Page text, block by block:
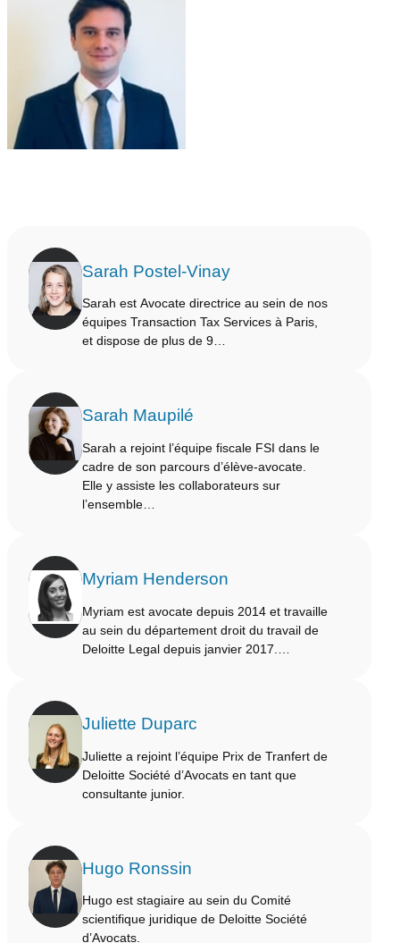
Sarah Postel-Vinay
Sarah est Avocate directrice au sein de nos
équipes Transaction Tax Services à Paris,
et dispose de plus de 9…
Sarah Maupilé
Sarah a rejoint l’équipe fiscale FSI dans le
cadre de son parcours d’élève-avocate.
Elle y assiste les collaborateurs sur
l’ensemble…
Myriam Henderson
Myriam est avocate depuis 2014 et travaille
au sein du département droit du travail de
Deloitte Legal depuis janvier 2017.…
Juliette Duparc
Juliette a rejoint l’équipe Prix de Tranfert de
Deloitte Société d’Avocats en tant que
consultante junior.
Hugo Ronssin
Hugo est stagiaire au sein du Comité
scientifique juridique de Deloitte Société
d’Avocats.